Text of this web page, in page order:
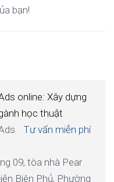
bạn!
online: Xây dựng
học thuật
Tư vấn miễn phí
09, tòa nhà Pear
Biên Phủ, Phường